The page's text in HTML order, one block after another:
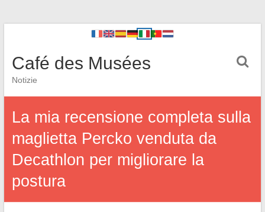
Café des Musées
Notizie
La mia recensione completa sulla
maglietta Percko venduta da
Decathlon per migliorare la
postura